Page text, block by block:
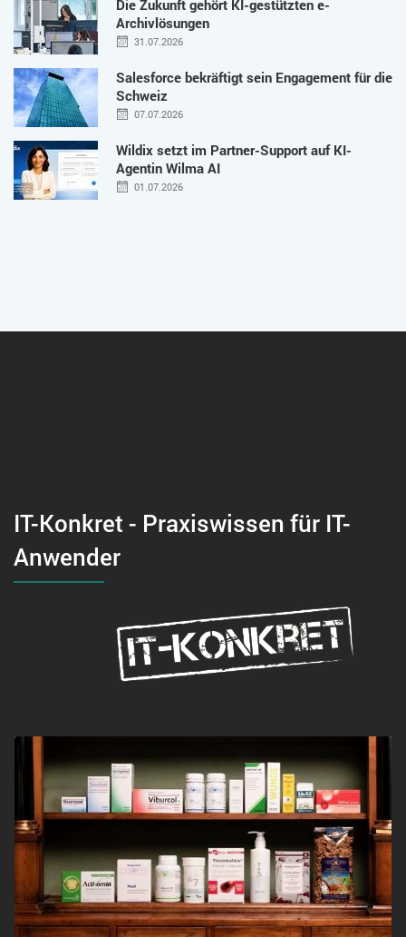
Die Zukunft gehört KI-gestützten e-
Archivlösungen
31.07.2026
Salesforce bekräftigt sein Engagement für die
Schweiz
07.07.2026
Wildix setzt im Partner-Support auf KI-
Agentin Wilma AI
01.07.2026
IT-Konkret - Praxiswissen für IT-
Anwender